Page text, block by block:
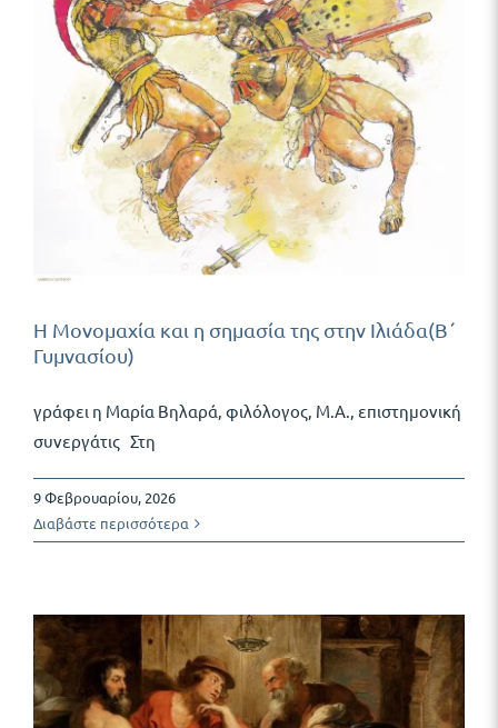
Δωρεάν Υλικό
Η Μονομαχία και η σημασία της στην Ιλιάδα(B΄
Γυμνασίου)
γράφει η Μαρία Βηλαρά, φιλόλογος, Μ.Α., επιστημονική
συνεργάτις Στη
9 Φεβρουαρίου, 2026
Διαβάστε περισσότερα